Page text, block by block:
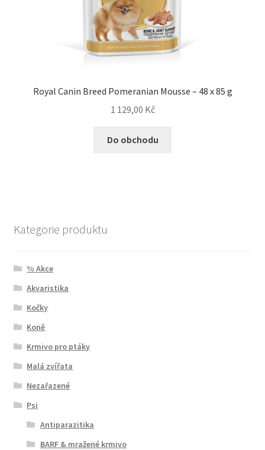
Royal Canin Breed Pomeranian Mousse – 48 x 85 g
1 129,00 Kč
Do obchodu
Kategorie produktu
% Akce
Akvaristika
Kočky
Koně
Krmivo pro ptáky
Malá zvířata
Nezařazené
Psi
Antiparazitika
BARF & mražené krmivo